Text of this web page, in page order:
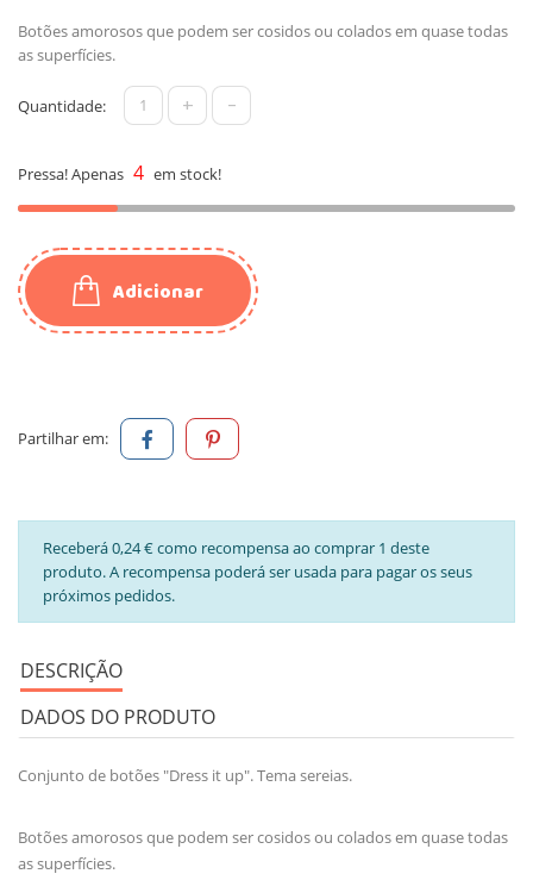
Botões amorosos que podem ser cosidos ou colados em quase todas
as superfícies.
Quantidade: + -
Pressa! Apenas 4 em stock!
Adicionar
Partilhar em:
Receberá 0,24 € como recompensa ao comprar 1 deste
produto. A recompensa poderá ser usada para pagar os seus
próximos pedidos.
DESCRIÇÃO
DADOS DO PRODUTO
Conjunto de botões "Dress it up". Tema sereias.
Botões amorosos que podem ser cosidos ou colados em quase todas
as superfícies.